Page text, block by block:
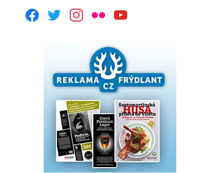
facebooktwitterinstagram
flickr youtube